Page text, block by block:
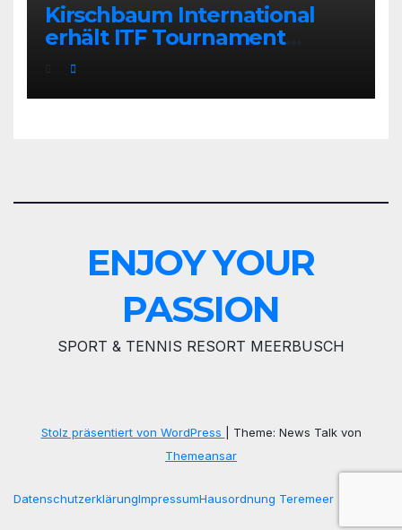
Kirschbaum International
erhält ITF Tournament
Recognition Award 2025
ENJOY YOUR
PASSION
SPORT & TENNIS RESORT MEERBUSCH
Stolz präsentiert von WordPress
Theme: News Talk von
Themeansar
DatenschutzerklärungImpressumHausordnung Teremeer